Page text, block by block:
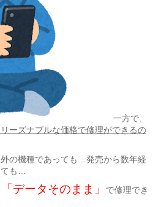
一方で、
ーズナブルな価格で修理ができるの
の機種であっても…発売から数年経
も…
データそのまま」
で修理でき